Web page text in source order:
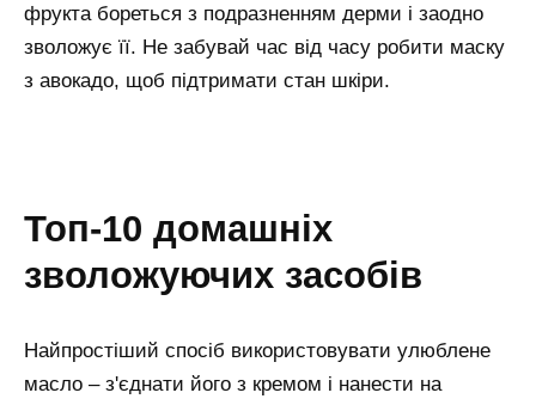
фрукта бореться з подразненням дерми і заодно
зволожує її. Не забувай час від часу робити маску
з авокадо, щоб підтримати стан шкіри.
топ-10 домашніх
зволожуючих засобів
Найпростіший спосіб використовувати улюблене
масло – з'єднати його з кремом і нанести на